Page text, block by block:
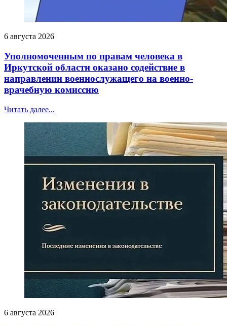
6 августа 2026
Уполномоченным по правам человека в
Иркутской области оказано содействие в
направлении военнослужащего на военно-
врачебную комиссию
Читать далее...
6 августа 2026